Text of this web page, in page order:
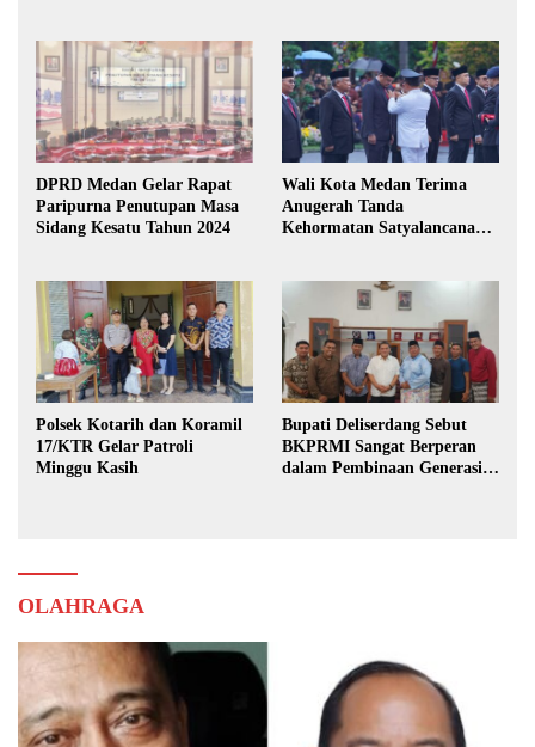
DPRD Medan Gelar Rapat
Paripurna Penutupan Masa
Sidang Kesatu Tahun 2024
Wali Kota Medan Terima
Anugerah Tanda
Kehormatan Satyalancana
Polsek Kotarih dan Koramil
17/KTR Gelar Patroli
Minggu Kasih
Bupati Deliserdang Sebut
BKPRMI Sangat Berperan
dalam Pembinaan Generasi
OLAHRAGA